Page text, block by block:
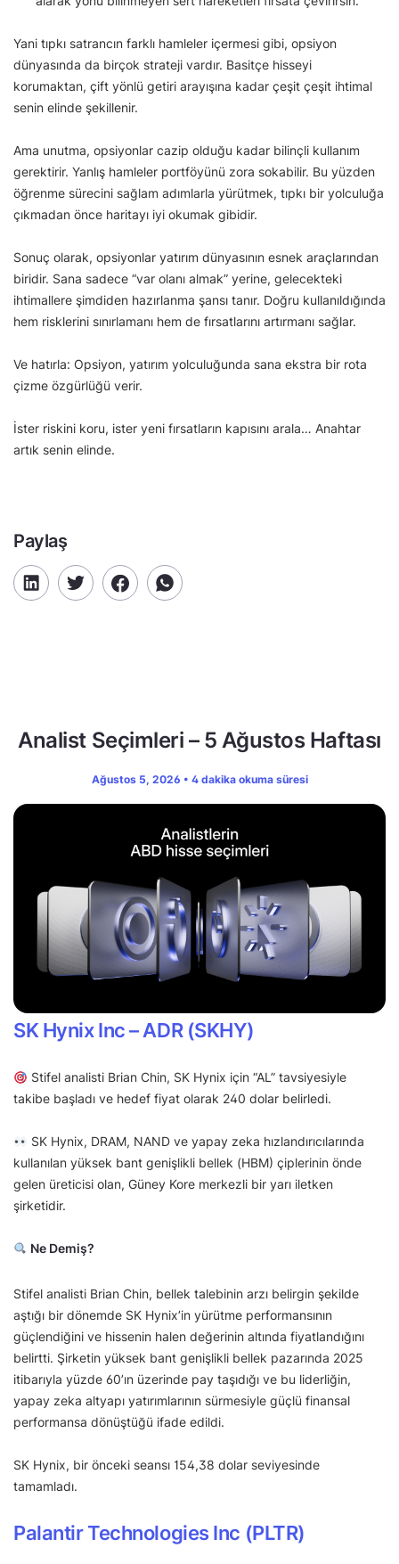
Yani tıpkı satrancın farklı hamleler içermesi gibi, opsiyon
dünyasında da birçok strateji vardır. Basitçe hisseyi
korumaktan, çift yönlü getiri arayışına kadar çeşit çeşit ihtimal
senin elinde şekillenir.
Ama unutma, opsiyonlar cazip olduğu kadar bilinçli kullanım
gerektirir. Yanlış hamleler portföyünü zora sokabilir. Bu yüzden
öğrenme sürecini sağlam adımlarla yürütmek, tıpkı bir yolculuğa
çıkmadan önce haritayı iyi okumak gibidir.
Sonuç olarak, opsiyonlar yatırım dünyasının esnek araçlarından
biridir. Sana sadece “var olanı almak” yerine, gelecekteki
ihtimallere şimdiden hazırlanma şansı tanır. Doğru kullanıldığında
hem risklerini sınırlamanı hem de fırsatlarını artırmanı sağlar.
Ve hatırla: Opsiyon, yatırım yolculuğunda sana ekstra bir rota
çizme özgürlüğü verir.
İster riskini koru, ister yeni fırsatların kapısını arala… Anahtar
artık senin elinde.
Paylaş
Analist Seçimleri – 5 Ağustos Haftası
Ağustos 5, 2026 • 4 dakika okuma süresi
SK Hynix Inc – ADR (SKHY)
Stifel analisti Brian Chin, SK Hynix için “AL” tavsiyesiyle
takibe başladı ve hedef fiyat olarak 240 dolar belirledi.
SK Hynix, DRAM, NAND ve yapay zeka hızlandırıcılarında
kullanılan yüksek bant genişlikli bellek (HBM) çiplerinin önde
gelen üreticisi olan, Güney Kore merkezli bir yarı iletken
şirketidir.
Ne Demiş?
Stifel analisti Brian Chin, bellek talebinin arzı belirgin şekilde
aştığı bir dönemde SK Hynix’in yürütme performansının
güçlendiğini ve hissenin halen değerinin altında fiyatlandığını
belirtti. Şirketin yüksek bant genişlikli bellek pazarında 2025
itibarıyla yüzde 60’ın üzerinde pay taşıdığı ve bu liderliğin,
yapay zeka altyapı yatırımlarının sürmesiyle güçlü finansal
performansa dönüştüğü ifade edildi.
SK Hynix, bir önceki seansı 154,38 dolar seviyesinde
tamamladı.
Palantir Technologies Inc (PLTR)